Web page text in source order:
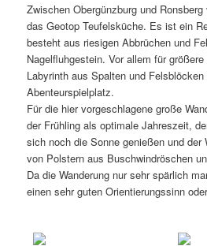
Zwischen Obergünzburg und
das Geotop Teufelsküche. Es ist ein
besteht aus riesigen Abbrüchen und
Nagelfluhgestein. Vor allem für
Labyrinth aus Spalten und
Abenteurspielplatz.
Für die hier vorgeschlagene große
der Frühling als optimale Jahreszeit,
sich noch die Sonne genießen und der
von Polstern aus Buschwindröschen
Da die Wanderung nur sehr spärlich
einen sehr guten Orientierungssinn